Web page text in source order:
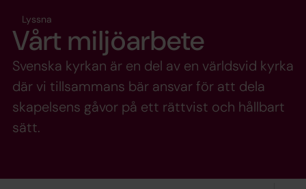
Lyssna
Vårt miljöarbete
Svenska kyrkan är en del av en världsvid kyrka
där vi tillsammans bär ansvar för att dela
skapelsens gåvor på ett rättvist och hållbart
sätt.